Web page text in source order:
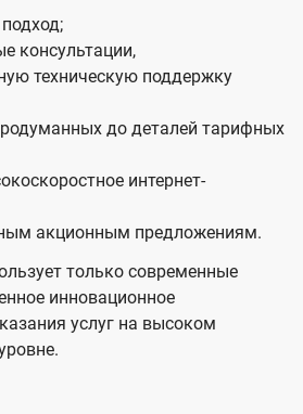
консультации,
техническую поддержку
до деталей тарифных
интернет-
акционным предложениям.
только современные
инновационное
услуг на высоком